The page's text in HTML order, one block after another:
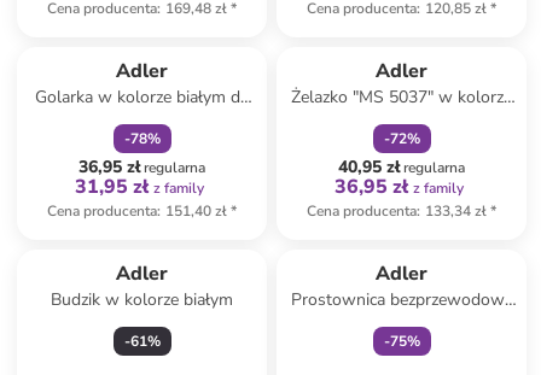
Cena producenta: 169,48 zł* Cena producenta: 120,85 zł*
Adler
Golarka w kolorze białym do
tkanin
-78%
36,95 złregularna
31,95 zł z family
Cena producenta: 151,40 zł*
Adler
Żelazko "MS 5037" w kolorze
szarym
-72%
40,95 złregularna
36,95 zł z family
Cena producenta: 133,34 zł*
Adler
Budzik w kolorze białym
-61%
Adler
Prostownica bezprzewodowa
"AD 2327" w kolorze
jasnoróżowym
-75%